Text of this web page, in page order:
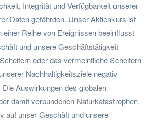
Integrität und Verfügbarkeit unserer
Daten gefährden. Unser Aktienkurs ist
einer Reihe von Ereignissen beeinflusst
und unsere Geschäftstätigkeit
oder das vermeintliche Scheitern
Nachhaltigkeitsziele negativ
Auswirkungen des globalen
damit verbundenen Naturkatastrophen
auf unser Geschäft und unsere